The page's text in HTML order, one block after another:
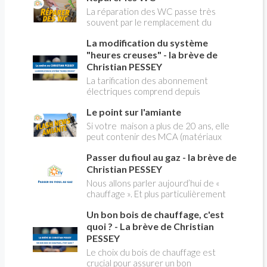
La réparation des WC passe très
souvent par le remplacement du
expliquer
La modification du système
"heures creuses" - la brève de
Christian PESSEY
La tarification des abonnement
électriques comprend depuis
pleines, heures creuses. Aujourd'hui
Christian PESSEY vous explique tout
ce qu'il faut savoir sur la nouvelle
modification du système "heures
creuses" qui concerne près de 15
millions de Français !
Le point sur l'amiante
Si votre maison a plus de 20 ans, elle
peut contenir des MCA (matériaux
panique, on fait le point dans notre
flash news n°3 spéciale Amiante et
ses dangers avec Christian Pessey
Passer du fioul au gaz - la brève de
Christian PESSEY
Nous allons parler aujourd’hui de «
chauffage ». Et plus particulièrement
aborder l’abandon du fioul au profit du
gaz.
Un bon bois de chauffage, c'est
quoi ? - La brève de Christian
PESSEY
Le choix du bois de chauffage est
crucial pour assurer un bon